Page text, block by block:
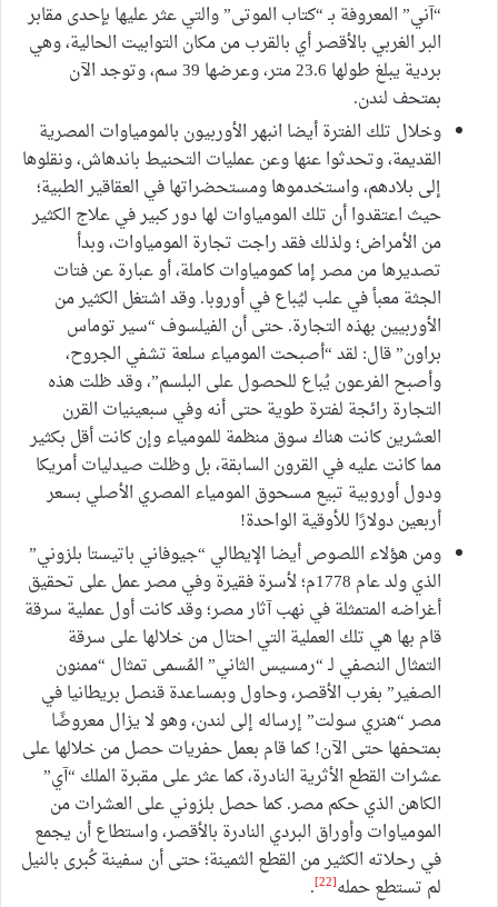
“آني” المعروفة بـ “كتاب الموتى” والتي عثر عليها بإحدى مقابر
البر الغربي بالأقصر أي بالقرب من مكان التوابيت الحالية، وهي
بردية يبلغ طولها 23.6 متر، وعرضها 39 سم، وتوجد الآن
بمتحف لندن.
وخلال تلك الفترة أيضا انبهر الأوربيون بالمومياوات المصرية
القديمة، وتحدثوا عنها وعن عمليات التحنيط باندهاش، ونقلوها
إلى بلادهم، واستخدموها ومستحضراتها في العقاقير الطبية؛
حيث اعتقدوا أن تلك المومياوات لها دور كبير في علاج الكثير
من الأمراض؛ ولذلك فقد راجت تجارة المومياوات، وبدأ
تصديرها من مصر إما كمومياوات كاملة، أو عبارة عن فتات
الجثة معبأ في علب ليُباع في أوروبا. وقد اشتغل الكثير من
الأوربيين بهذه التجارة. حتى أن الفيلسوف “سير توماس
براون” قال: لقد “أصبحت المومياء سلعة تشفي الجروح،
وأصبح الفرعون يُباع للحصول على البلسم”، وقد ظلت هذه
التجارة رائجة لفترة طوية حتى أنه وفي سبعينيات القرن
العشرين كانت هناك سوق منظمة للمومياء وإن كانت أقل بكثير
مما كانت عليه في القرون السابقة، بل وظلت صيدليات أمريكا
ودول أوروبية تبيع مسحوق المومياء المصري الأصلي بسعر
أربعين دولارًا للأوقية الواحدة!
ومن هؤلاء اللصوص أيضا الإيطالي “جيوفاني باتيستا بلزوني”
الذي ولد عام 1778م؛ لأسرة فقيرة وفي مصر عمل على تحقيق
أغراضه المتمثلة في نهب آثار مصر؛ وقد كانت أول عملية سرقة
قام بها هي تلك العملية التي احتال من خلالها على سرقة
التمثال النصفي لـ “رمسيس الثاني” المُسمى تمثال “ممنون
الصغير” بغرب الأقصر، وحاول وبمساعدة قنصل بريطانيا في
مصر “هنري سولت” إرساله إلى لندن، وهو لا يزال معروضًا
بمتحفها حتى الآن! كما قام بعمل حفريات حصل من خلالها على
عشرات القطع الأثرية النادرة، كما عثر على مقبرة الملك “آي”
الكاهن الذي حكم مصر. كما حصل بلزوني على العشرات من
المومياوات وأوراق البردي النادرة بالأقصر، واستطاع أن يجمع
في رحلاته الكثير من القطع الثمينة؛ حتى أن سفينة كُبرى بالنيل
لم تستطع حمله[22]
.